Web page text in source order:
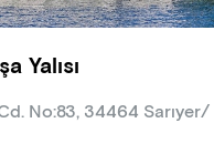
Güçlenme ve
ve derinlemesine bir
Yalısı
No:83, 34464 Sarıyer/